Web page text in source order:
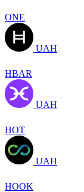
ONE
UAH
HBAR
UAH
HOT
UAH
HOOK